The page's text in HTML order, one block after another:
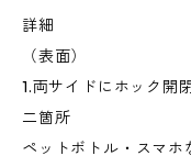
詳細
（表面）
1.両サイドにホック
二箇所
ペットボトル・スマホ